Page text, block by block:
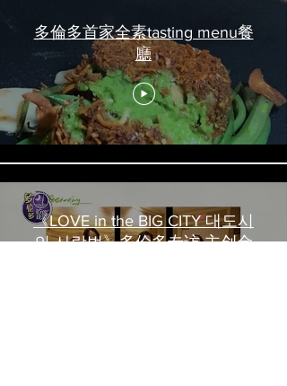
多倫多首家全素tasting menu餐
廳
《LOVE in the BIG CITY 대도시
의 사랑법》多伦多专访 主创金